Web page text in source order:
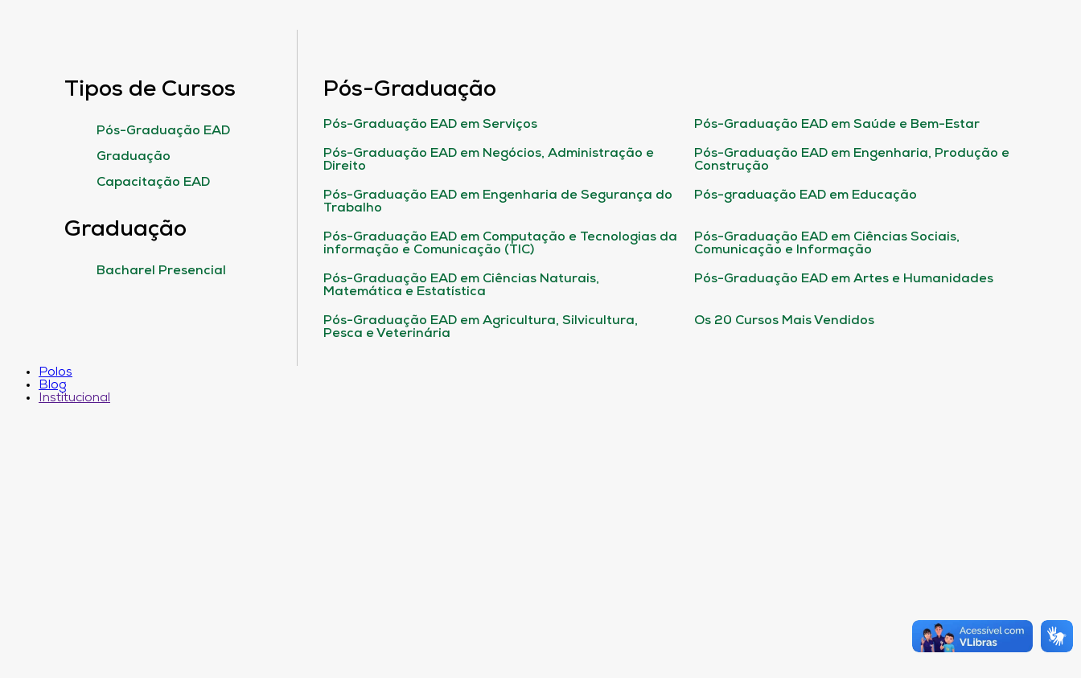
Tipos de Cursos
Pós-Graduação EAD
Graduação
Capacitação EAD
Graduação
Bacharel Presencial
Pós-Graduação
Pós-Graduação EAD em Serviços Pós-Graduação EAD em Saúde e Bem-Estar
Pós-Graduação EAD em Negócios, Administração e
Direito
Pós-Graduação EAD em Engenharia, Produção e
Construção
Pós-Graduação EAD em Engenharia de Segurança do
Trabalho
Pós-graduação EAD em Educação
Pós-Graduação EAD em Computação e Tecnologias da
informação e Comunicação (TIC)
Pós-Graduação EAD em Ciências Sociais,
Comunicação e Informação
Pós-Graduação EAD em Ciências Naturais,
Matemática e Estatística
Pós-Graduação EAD em Artes e Humanidades
Pós-Graduação EAD em Agricultura, Silvicultura,
Pesca e Veterinária
Os 20 Cursos Mais Vendidos
Polos
Blog
Institucional